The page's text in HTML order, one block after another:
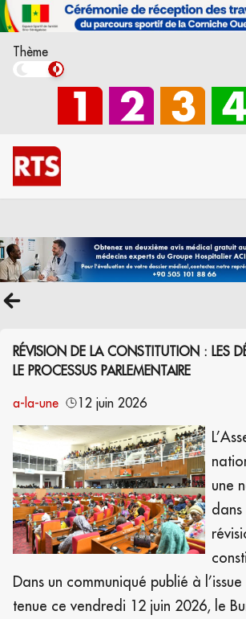
Thème
RÉVISION DE LA CONSTITUTION : LES
LE PROCESSUS PARLEMENTAIRE
a-la-une
12 juin 2026
une
dans
Dans un communiqué publié à
tenue ce vendredi 12 juin 2026, le